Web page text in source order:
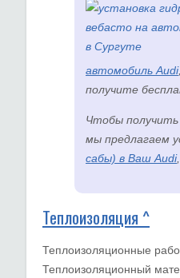
автомобиль Audi
получите
Чтобы
мы предлагаем
сабы) в Ваш Audi
Теплоизоляция ^
Теплоизоляционные
Теплоизоляционный